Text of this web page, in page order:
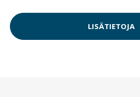
LISÄTIETOJA